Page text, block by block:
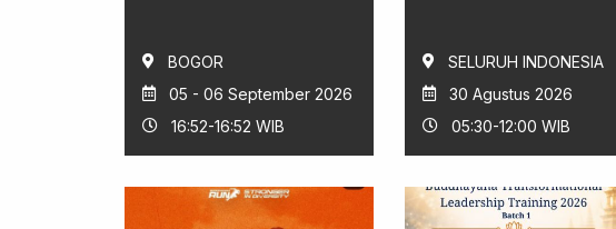
BOGOR
05 - 06 September 2026
16:52-16:52 WIB
SELURUH INDONESIA
30 Agustus 2026
05:30-12:00 WIB